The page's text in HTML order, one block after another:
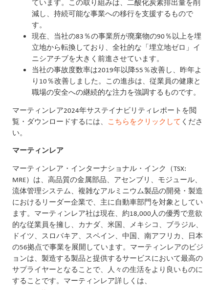
ています。この取り組みは、二酸化炭素排出量を削
減し、持続可能な事業への移行を支援するもので
す。
現在、当社の83％の事業所が廃棄物の90％以上を埋
立地から転換しており、全社的な「埋立地ゼロ」イ
ニシアチブを大きく前進させています。
当社の事故度数率は2019年以降55％改善し、昨年よ
り10％改善しました。この進歩は、従業員の健康と
職場の安全への継続的な注力を強調するものです。
マーティンレア2024年サステイナビリティレポートを閲
覧・ダウンロードするには、 こちらをクリックして くださ
い。
マーティンレア
マーティンレア・インターナショナル・インク（TSX:
MRE）は、高品質の金属部品、アセンブリ、モジュール、
流体管理システム、複雑なアルミニウム製品の開発・製造
におけるリーダー企業で、主に自動車部門を対象としてい
ます。マーティンレア社は現在、約18,000人の優秀で意欲
的な従業員を擁し、カナダ、米国、メキシコ、ブラジル、
ドイツ、スロバキア、スペイン、中国、南アフリカ、日本
の56拠点で事業を展開しています。マーティンレアのビジ
ョンは、製造する製品と提供するサービスにおいて最高の
サプライヤーとなることで、人々の生活をより良いものに
することです。マーティンレア詳しくは、